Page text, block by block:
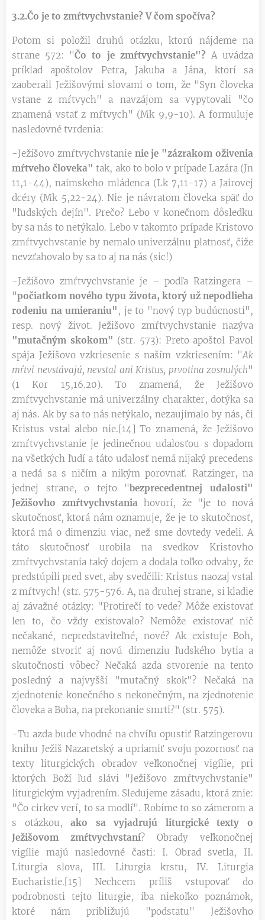
3.2.Čo je to zmŕtvychvstanie? V čom spočíva?
Potom si položil druhú otázku, ktorú nájdeme na
strane 572: "Čo to je zmŕtvychvstanie"? A uvádza
príklad apoštolov Petra, Jakuba a Jána, ktorí sa
zaoberali Ježišovými slovami o tom, že "Syn človeka
vstane z mŕtvych" a navzájom sa vypytovali "čo
znamená vstať z mŕtvych" (Mk 9,9-10). A formuluje
nasledovné tvrdenia:
-Ježišovo zmŕtvychvstanie nie je "zázrakom oživenia
mŕtveho človeka" tak, ako to bolo v prípade Lazára (Jn
11,1-44), naimskeho mládenca (Lk 7,11-17) a Jairovej
dcéry (Mk 5,22-24). Nie je návratom človeka späť do
"ľudských dejín". Prečo? Lebo v konečnom dôsledku
by sa nás to netýkalo. Lebo v takomto prípade Kristovo
zmŕtvychvstanie by nemalo univerzálnu platnosť, čiže
nevzťahovalo by sa to aj na nás (sic!)
-Ježišovo zmŕtvychvstanie je – podľa Ratzingera –
"počiatkom nového typu života, ktorý už nepodlieha
rodeniu na umieraniu" , je to "nový typ budúcnosti",
resp. nový život. Ježišovo zmŕtvychvstanie nazýva
"mutačným skokom" (str. 573): Preto apoštol Pavol
spája Ježišovo vzkriesenie s naším vzkriesením: "Ak
mŕtvi nevstávajú, nevstal ani Kristus, prvotina zosnulých"
(1 Kor 15,16.20). To znamená, že Ježišovo
zmŕtvychvstanie má univerzálny charakter, dotýka sa
aj nás. Ak by sa to nás netýkalo, nezaujímalo by nás, či
Kristus vstal alebo nie.[14] To znamená, že Ježišovo
zmŕtvychvstanie je jedinečnou udalosťou s dopadom
na všetkých ľudí a táto udalosť nemá nijaký precedens
a nedá sa s ničím a nikým porovnať. Ratzinger, na
jednej strane, o tejto "bezprecedentnej udalosti"
Ježišovho zmŕtvychvstaniahovorí, že "je to nová
skutočnosť, ktorá nám oznamuje, že je to skutočnosť,
ktorá má o dimenziu viac, než sme dovtedy vedeli. A
táto skutočnosť urobila na svedkov Kristovho
zmŕtvychvstania taký dojem a dodala toľko odvahy, že
predstúpili pred svet, aby svedčili: Kristus naozaj vstal
z mŕtvych! (str. 575-576. A, na druhej strane, si kladie
aj závažné otázky: "Protirečí to vede? Môže existovať
len to, čo vždy existovalo? Nemôže existovať nič
nečakané, nepredstaviteľné, nové? Ak existuje Boh,
nemôže stvoriť aj novú dimenziu ľudského bytia a
skutočnosti vôbec? Nečaká azda stvorenie na tento
posledný a najvyšší "mutačný skok"? Nečaká na
zjednotenie konečného s nekonečným, na zjednotenie
človeka a Boha, na prekonanie smrti?" (str. 575).
-Tu azda bude vhodné na chvíľu opustiť Ratzingerovu
knihu Ježiš Nazaretský a upriamiť svoju pozornosť na
texty liturgických obradov veľkonočnej vigílie, pri
ktorých Boží ľud slávi "Ježišovo zmŕtvychvstanie"
liturgickým vyjadrením. Sledujeme zásadu, ktorá znie:
"Čo cirkev verí, to sa modlí". Robíme to so zámerom a
s otázkou,ako sa vyjadrujú liturgické texty o
Ježišovom zmŕtvychvstaní? Obrady veľkonočnej
vigílie majú nasledovné časti: I. Obrad svetla, II.
Liturgia slova, III. Liturgia krstu, IV. Liturgia
Eucharistie.[15] Nechcem príliš vstupovať do
podrobnosti tejto liturgie, iba niekoľko poznámok,
ktoré nám približujú "podstatu" Ježišovho